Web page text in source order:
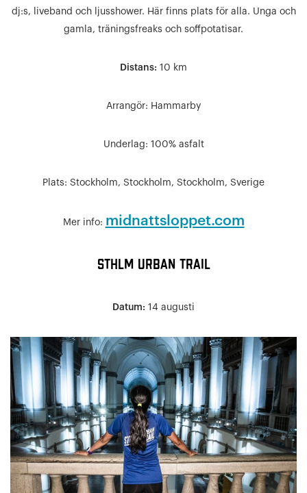
dj:s, liveband och ljusshower. Här finns plats för alla. Unga och
gamla, träningsfreaks och soffpotatisar.
Distans: 10 km
Arrangör: Hammarby
Underlag: 100% asfalt
Plats: Stockholm, Stockholm, Stockholm, Sverige
Mer info: midnattsloppet.com
STHLM Urban Trail
Datum: 14 augusti